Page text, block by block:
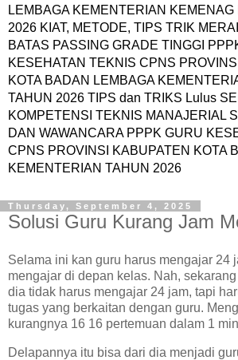
LEMBAGA KEMENTERIAN KEMENAG
2026 KIAT, METODE, TIPS TRIK
BATAS PASSING GRADE TINGGI
KESEHATAN TEKNIS CPNS
KOTA BADAN LEMBAGA
TAHUN 2026 TIPS dan TRIKS Lulus
KOMPETENSI TEKNIS MANAJERIAL
DAN WAWANCARA PPPK GURU
CPNS PROVINSI KABUPATEN KOTA
KEMENTERIAN TAHUN 2026
Thursday, September 4, 2025
Solusi Guru Kurang Jam
Selama ini kan guru harus mengajar 24
mengajar di depan kelas. Nah,
dia tidak harus mengajar 24 jam, tapi
tugas yang berkaitan dengan guru.
kurangnya 16 16 pertemuan dalam 1
Delapannya itu bisa dari dia menjadi